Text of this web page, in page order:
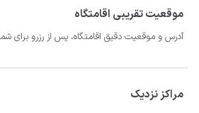
موقعیت تقریبی اقامتگاه
آدرس و موقعیت دقیق اقامتگاه، پس از رزرو برای
مراکز نزدیک